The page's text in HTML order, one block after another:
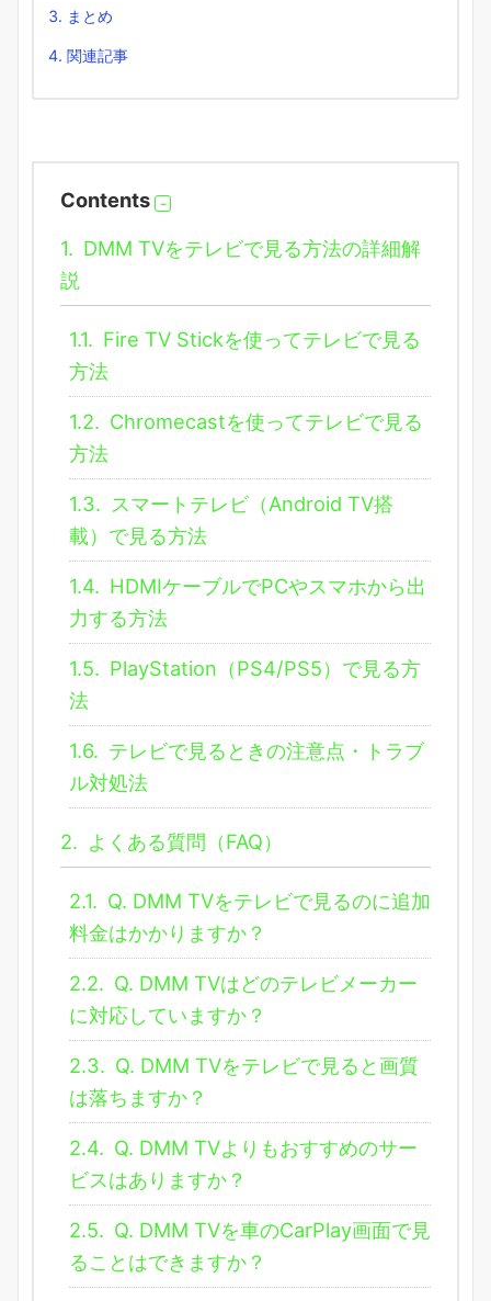
まとめ
関連記事
Contents
1. DMM TVをテレビで見る方法の詳細解
説
1.1. Fire TV Stickを使ってテレビで見る
方法
1.2. Chromecastを使ってテレビで見る
方法
1.3. スマートテレビ（Android TV搭
載）で見る方法
1.4. HDMIケーブルでPCやスマホから出
力する方法
1.5. PlayStation（PS4/PS5）で見る方
法
1.6. テレビで見るときの注意点・トラブ
ル対処法
2. よくある質問（FAQ）
2.1. Q. DMM TVをテレビで見るのに追加
料金はかかりますか？
2.2. Q. DMM TVはどのテレビメーカー
に対応していますか？
2.3. Q. DMM TVをテレビで見ると画質
は落ちますか？
2.4. Q. DMM TVよりもおすすめのサー
ビスはありますか？
2.5. Q. DMM TVを車のCarPlay画面で見
ることはできますか？